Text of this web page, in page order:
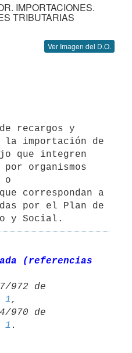
IMPORTACIONES.
TRIBUTARIAS
Ver Imagen del D.O.
recargos y
la importación de
que integren
por organismos
o
correspondan a
por el Plan de
y Social.
(referencias
1 ,
1